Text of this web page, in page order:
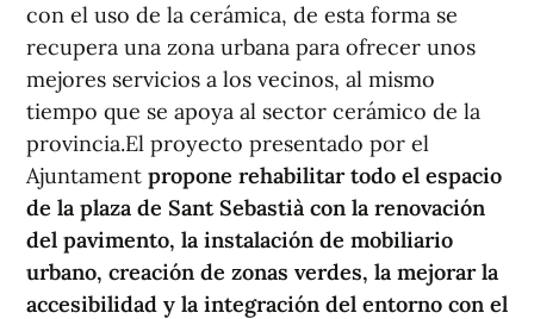
con el uso de la cerámica, de esta forma se
recupera una zona urbana para ofrecer unos
mejores servicios a los vecinos, al mismo
tiempo que se apoya al sector cerámico de la
provincia.El proyecto presentado por el
Ajuntament propone rehabilitar todo el espacio
de la plaza de Sant Sebastià con la renovación
del pavimento, la instalación de mobiliario
urbano, creación de zonas verdes, la mejorar la
accesibilidad y la integración del entorno con el